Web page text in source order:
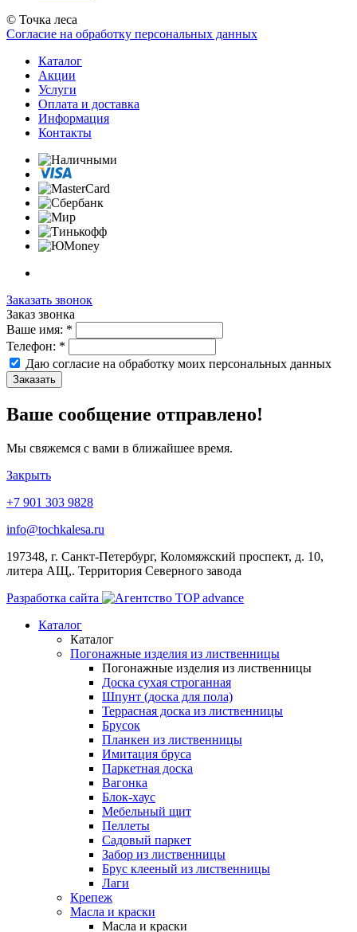
© Точка леса
Согласие на обработку персональных данных
Каталог
Акции
Услуги
Оплата и доставка
Информация
Контакты
Заказать звонок
Заказ звонка
Ваше имя: *
Телефон: *
Даю согласие на обработку моих персональных данных
Заказать
Ваше сообщение отправлено!
Мы свяжемся с вами в ближайшее время.
Закрыть
+7 901 303 9828
info@tochkalesa.ru
197348, г. Санкт-Петербург, Коломяжский проспект, д. 10,
литера АЩ,. Территория Северного завода
Разработка сайта
Каталог
Каталог
Погонажные изделия из лиственницы
Погонажные изделия из лиственницы
Доска сухая строганная
Шпунт (доска для пола)
Террасная доска из лиственницы
Брусок
Планкен из лиственницы
Имитация бруса
Паркетная доска
Вагонка
Блок-хаус
Мебельный щит
Пеллеты
Садовый паркет
Забор из лиственницы
Брус клееный из лиственницы
Лаги
Крепеж
Масла и краски
Масла и краски